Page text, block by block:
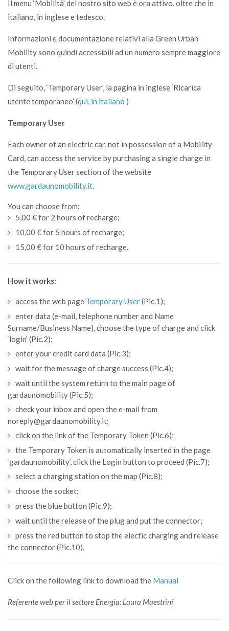
Il menu ‘Mobilità’ del nostro sito web è ora attivo, oltre che in
italiano, in inglese e tedesco.
Informazioni e documentazione relativi alla Green Urban
Mobility sono quindi accessibili ad un numero sempre maggiore
di utenti.
Di seguito, ‘Temporary User’, la pagina in inglese ‘Ricarica
utente temporaneo’ (qui, in italiano )
Temporary User
Each owner of an electric car, not in possession of a Mobility
Card, can access the service by purchasing a single charge in
the Temporary Usersection of the website
www.gardaunomobility.it.
You can choose from:
5,00 € for 2 hours of recharge;
10,00 € for 5 hours of recharge;
15,00 € for 10 hours of recharge.
How it works:
access the web page Temporary User(Pic.1);
enter data (e-mail, telephone number and Name
Surname/Business Name), choose the type of charge and click
‘login’ (Pic.2);
enter your credit card data (Pic.3);
wait for the message of charge success (Pic.4);
wait until the system return to the main page of
gardaunomobility (Pic.5);
check your inbox and open the e-mail from
noreply@gardaunomobility.it;
click on the link of the Temporary Token (Pic.6);
the Temporary Token is automatically inserted in the page
‘gardaunomobility’, click the Login button to proceed (Pic.7);
select a charging station on the map (Pic.8);
choose the socket;
press the blue button (Pic.9);
wait until the release of the plug and put the connector;
press the red button to stop the electic charging and release
the connector (Pic.10).
Click on the following link to download the Manual
Referente web per il settore Energia: Laura Maestrini